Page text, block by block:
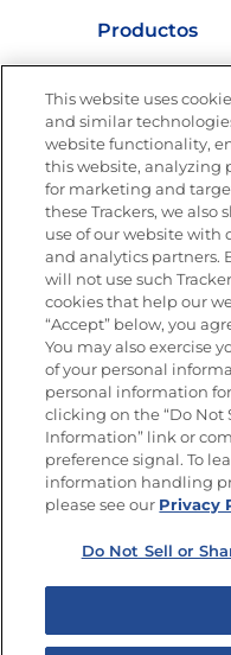
Productos
Nutrición
Únete a
Recibe Nuevas
Email
SÍGUENOS
No vender ni
This website uses
and similar
website functionality,
this website, analyzing
for marketing and
these Trackers, we
use of our website with
and analytics partners.
will not use such
cookies that help our
“Accept” below, you
You may also exercise
of your personal
personal information
clicking on the “Do Not
Information” link or
preference signal. To
information handling
please see our Privacy
Do Not Sell or